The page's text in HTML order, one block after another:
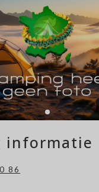
informatie
86